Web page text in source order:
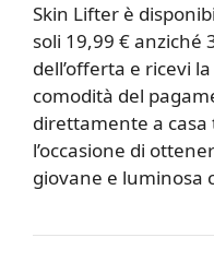
Skin Lifter è
soli 19,99 € anziché
dell’offerta e ricevi
comodità del
direttamente a
l’occasione di
giovane e luminosa